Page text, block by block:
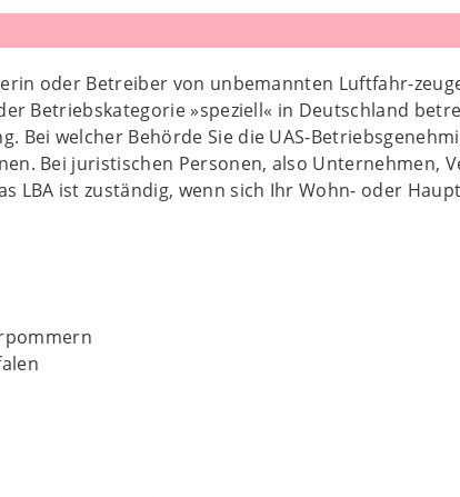
oder Betreiber von unbemannten Luftfahr-
Betriebskategorie »speziell« in Deutschland
Bei welcher Behörde Sie die UAS-
Bei juristischen Personen, also Unternehmen,
LBA ist zuständig, wenn sich Ihr Wohn- oder